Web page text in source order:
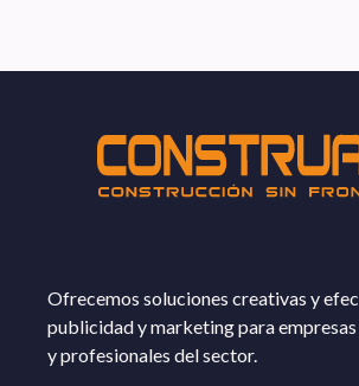
Ofrecemos soluciones creativas y
publicidad y marketing para
y profesionales del sector.